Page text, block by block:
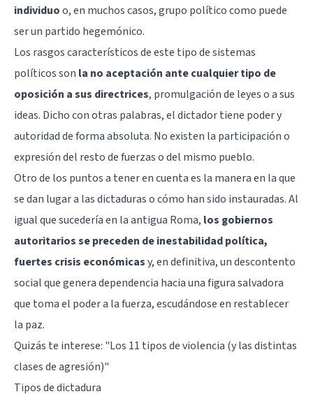
individuoo, en muchos casos, grupo político como puede
ser un partido hegemónico.
Los rasgos característicos de este tipo de sistemas
políticos son la no aceptación ante cualquier tipo de
oposición a sus directrices, promulgación de leyes o a sus
ideas. Dicho con otras palabras, el dictador tiene poder y
autoridad de forma absoluta. No existen la participación o
expresión del resto de fuerzas o del mismo pueblo.
Otro de los puntos a tener en cuenta es la manera en la que
se dan lugar a las dictaduras o cómo han sido instauradas. Al
igual que sucedería en la antigua Roma, los gobiernos
autoritarios se preceden de inestabilidad política,
fuertes crisis económicasy, en definitiva, un descontento
social que genera dependencia hacia una figura salvadora
que toma el poder a la fuerza, escudándose en restablecer
la paz.
Quizás te interese: "Los 11 tipos de violencia (y las distintas
clases de agresión)"
Tipos de dictadura